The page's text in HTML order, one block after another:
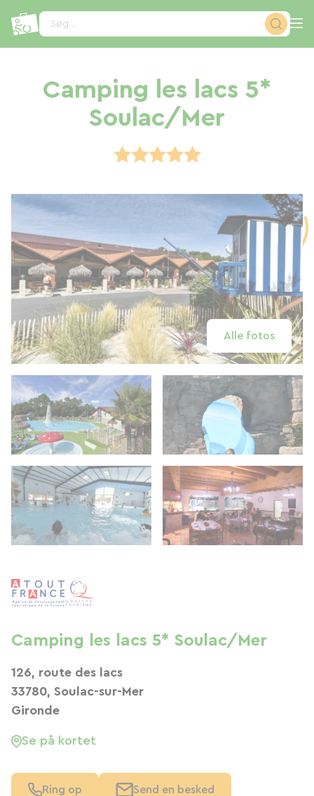
Søg...
Camping les lacs 5*
Soulac/Mer
Alle fotos
Camping les lacs 5* Soulac/Mer
126, route des lacs
33780, Soulac-sur-Mer
Gironde
Se på kortet
Ring op Send en besked
CCookie-styringspanel